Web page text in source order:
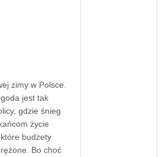
zimy w Polsce.
jest tak
gdzie śnieg
życie
budżety
Bo choć